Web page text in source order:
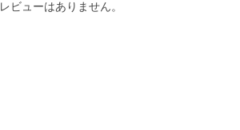
レビューはありません。